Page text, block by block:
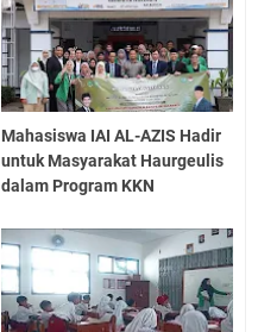
Mahasiswa IAI AL-AZIS Hadir
untuk Masyarakat Haurgeulis
dalam Program KKN